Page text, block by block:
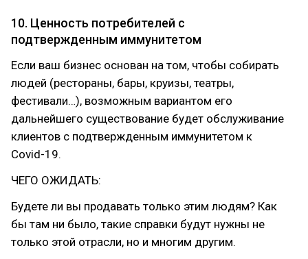
10. Ценность потребителей с
подтвержденным иммунитетом
Если ваш бизнес основан на том, чтобы собирать
людей (рестораны, бары, круизы, театры,
фестивали…), возможным вариантом его
дальнейшего существование будет обслуживание
клиентов с подтвержденным иммунитетом к
Covid-19.
ЧЕГО ОЖИДАТЬ:
Будете ли вы продавать только этим людям? Как
бы там ни было, такие справки будут нужны не
только этой отрасли, но и многим другим.